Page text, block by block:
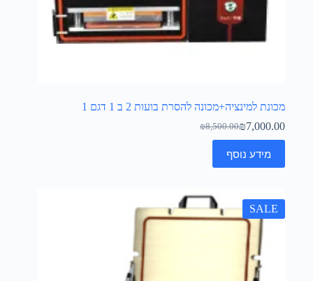
מכונת למינציה+מכונה להסרת בועות 2 ב 1 דגם 1
₪8,500.00₪7,000.00
מידע נוסף
SALE